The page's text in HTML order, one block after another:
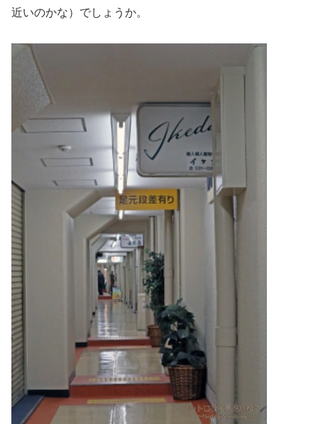
近いのかな）でしょうか。